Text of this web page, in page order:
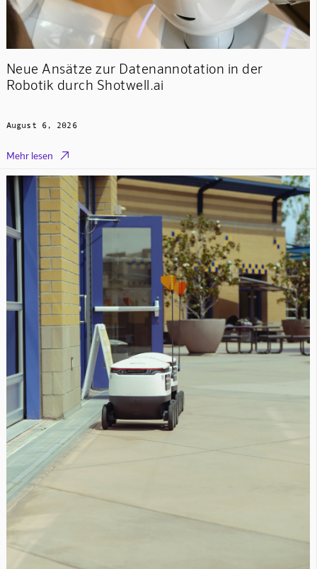
Neue Ansätze zur Datenannotation in der
Robotik durch Shotwell.ai
August 6, 2026
Mehr lesen 